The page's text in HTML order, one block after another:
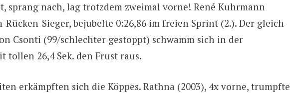
sprang nach, lag trotzdem zweimal vorne! René Kuhrmann
Rücken-Sieger, bejubelte 0:26,86 im freien Sprint (2.). Der gleich
Csonti (99/schlechter gestoppt) schwamm sich in der
tollen 26,4 Sek. den Frust raus.
erkämpften sich die Köppes. Rathna (2003), 4x vorne, trumpfte